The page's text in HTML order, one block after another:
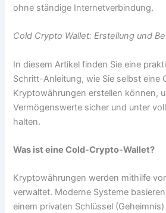
ohne ständige Internetverbindung.
Cold Crypto Wallet: Erstellung und
In diesem Artikel finden Sie eine
Schritt-Anleitung, wie Sie selbst eine
Kryptowährungen erstellen können,
Vermögenswerte sicher und unter
halten.
Was ist eine Cold-Crypto-Wallet?
Kryptowährungen werden mithilfe
verwaltet. Moderne Systeme
einem privaten Schlüssel